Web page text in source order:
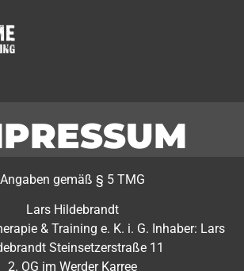
Angaben gemäß § 5 TMG
Lars Hildebrandt
& Training e. K. i. G. Inhaber: Lars
Steinsetzerstraße 11
2. OG im Werder Karree